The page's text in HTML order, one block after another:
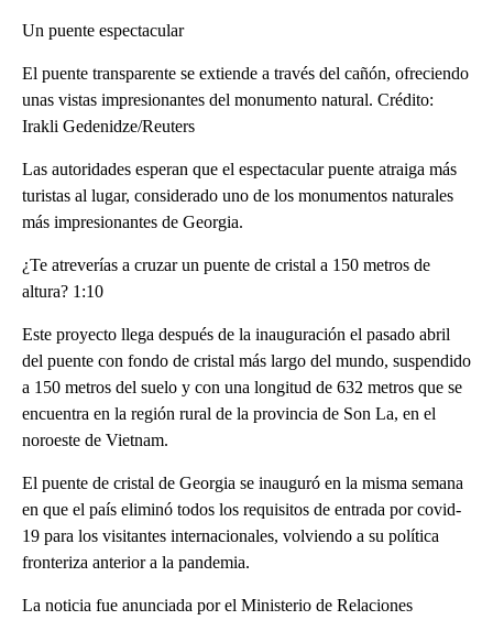
Un puente espectacular
El puente transparente se extiende a través del cañón, ofreciendo
unas vistas impresionantes del monumento natural. Crédito:
Irakli Gedenidze/Reuters
Las autoridades esperan que el espectacular puente atraiga más
turistas al lugar, considerado uno de los monumentos naturales
más impresionantes de Georgia.
¿Te atreverías a cruzar un puente de cristal a 150 metros de
altura? 1:10
Este proyecto llega después de la inauguración el pasado abril
del puente con fondo de cristal más largo del mundo, suspendido
a 150 metros del suelo y con una longitud de 632 metros que se
encuentra en la región rural de la provincia de Son La, en el
noroeste de Vietnam.
El puente de cristal de Georgia se inauguró en la misma semana
en que el país eliminó todos los requisitos de entrada por covid-
19 para los visitantes internacionales, volviendo a su política
fronteriza anterior a la pandemia.
La noticia fue anunciada por el Ministerio de Relaciones